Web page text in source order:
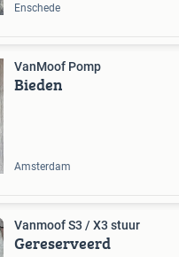
Enschede
VanMoof Pomp
Bieden
Amsterdam
Vanmoof S3 / X3 stuur
Gereserveerd